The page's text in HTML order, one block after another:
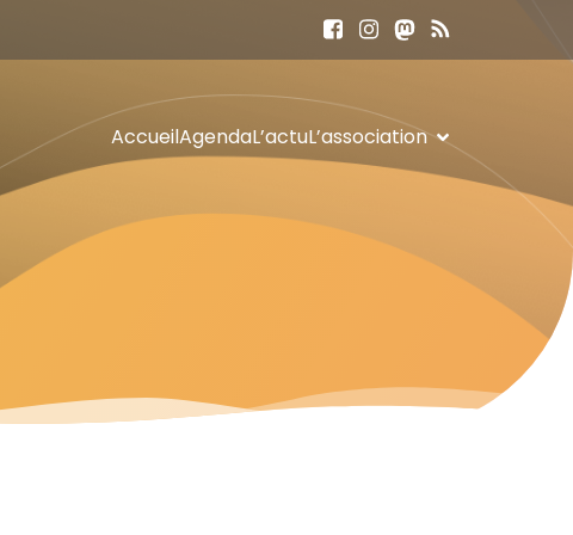
AccueilAgendaL’actuL’association